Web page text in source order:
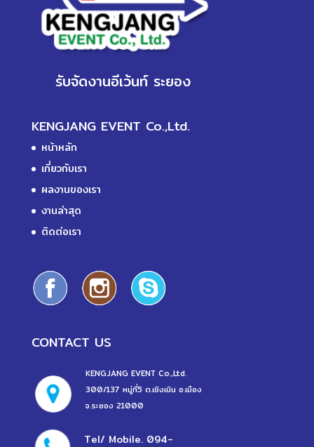
รับจัดงานอีเว้นท์ ระยอง
KENGJANG EVENT Co.,Ltd.
หน้าหลัก
เกี่ยวกับเรา
ผลงานของเรา
งานล่าสุด
ติดต่อเรา
CONTACT US
KENGJANG EVENT Co.,Ltd.
300/137 หมู่ที่5 ต.เชิงเนิน อ.เมือง
จ.ระยอง 21000
Tel/ Mobile. 094-